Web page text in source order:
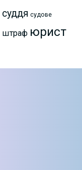
суддя судове
штраф юрист